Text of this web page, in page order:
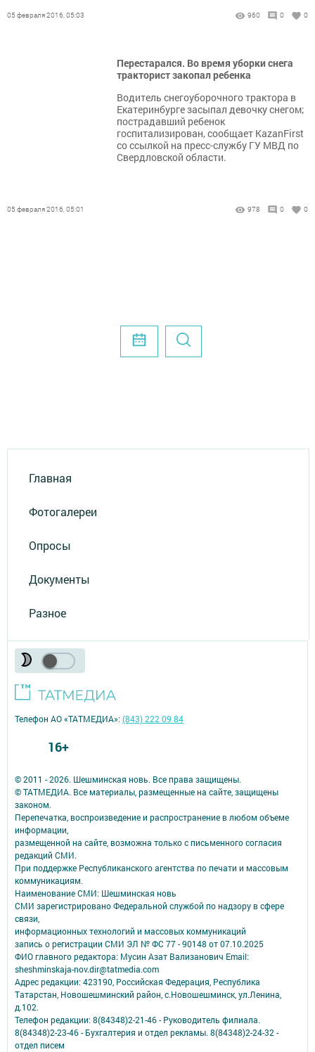
05 февраля 2016, 05:03 960 0 0
Перестарался. Во время уборки снега
тракторист закопал ребенка
Водитель снегоуборочного трактора в
Екатеринбурге засыпал девочку снегом;
пострадавший ребенок
госпитализирован, сообщает KazanFirst
со ссылкой на пресс-службу ГУ МВД по
Свердловской области.
05 февраля 2016, 05:01 978 0 0
Главная
Фотогалереи
Опросы
Документы
Разное
© 2011 - 2026. Шешминская новь. Все права защищены.
© ТАТМЕДИА. Все материалы, размещенные на сайте, защищены
законом.
Перепечатка, воспроизведение и распространение в любом объеме
информации,
размещенной на сайте, возможна только с письменного согласия
редакций СМИ.
При поддержке Республиканского агентства по печати и массовым
коммуникациям.
Наименование СМИ: Шешминская новь
СМИ зарегистрировано Федеральной службой по надзору в сфере
связи,
информационных технологий и массовых коммуникаций
запись о регистрации СМИ ЭЛ № ФС 77 - 90148 от 07.10.2025
ФИО главного редактора: Мусин Азат Вализанович Email:
sheshminskaja-nov.dir@tatmedia.com
Адрес редакции: 423190, Российская Федерация, Республика
Татарстан, Новошешминский район, с.Новошешминск, ул.Ленина,
д.102.
Телефон редакции: 8(84348)2-21-46 - Руководитель филиала.
8(84348)2-23-46 - Бухгалтерия и отдел рекламы. 8(84348)2-24-32 -
отдел писем
Телефон АО «ТАТМЕДИА»:(843) 222 09 84
16+